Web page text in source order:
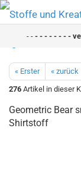
- - - - - - - -
« Erster « zurück
276 Artikel in dieser
Geometric Bear
Shirtstoff